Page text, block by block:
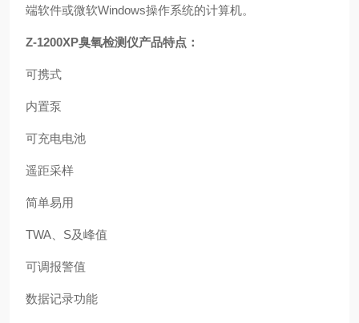
端软件或微软Windows操作系统的计算机。
Z-1200XP臭氧检测仪产品特点：
可携式
内置泵
可充电电池
遥距采样
简单易用
TWA 、S及峰值
可调报警值
数据记录功能